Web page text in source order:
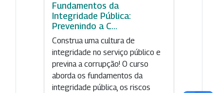
Fundamentos da
Integridade Pública:
Prevenindo a C...
Construa uma cultura de
integridade no serviço público e
previna a corrupção! O curso
aborda os fundamentos da
integridade pública, os riscos